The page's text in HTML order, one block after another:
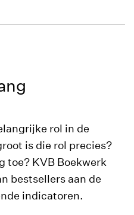
rol in de
is die rol precies?
toe? KVB Boekwerk
bestsellers aan de
indicatoren.